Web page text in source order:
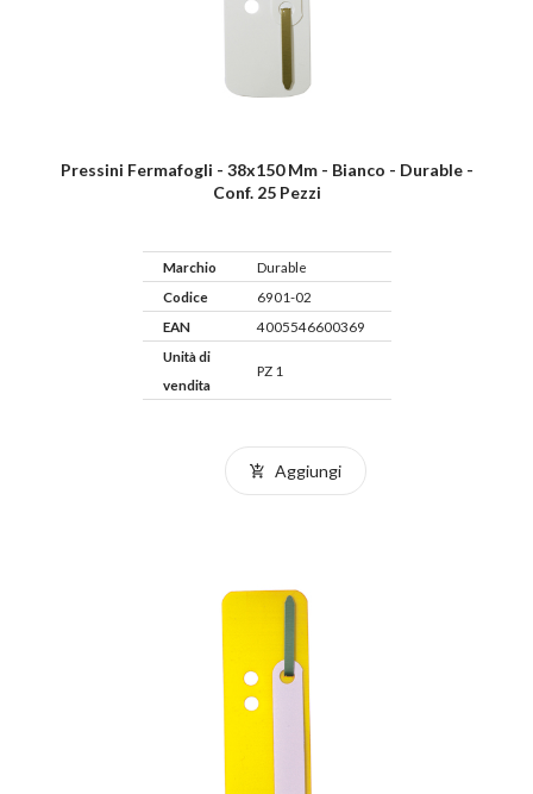
Pressini Fermafogli - 38x150 Mm - Bianco - Durable -
Conf. 25 Pezzi
Marchio
Durable
Codice
6901-02
EAN
4005546600369
Unità di
vendita
PZ 1
Aggiungi